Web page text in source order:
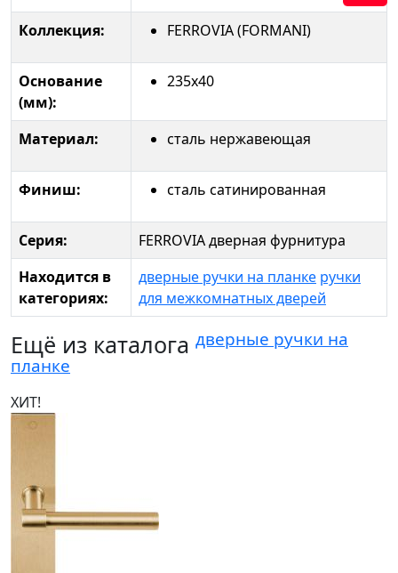
Коллекция: FERROVIA (FORMANI)
Основание
(мм):
235x40
Материал: сталь нержавеющая
Финиш: сталь сатинированная
Серия:
FERROVIA дверная фурнитура
Находится в
категориях:
дверные ручки на планке ручки
для межкомнатных дверей
Ещё из каталога дверные ручки на
планке
ХИТ!